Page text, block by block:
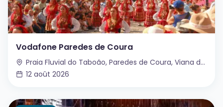
Vodafone Paredes de Coura
Praia Fluvial do Taboão, Paredes de Coura, Viana do Castelo, Portugal
12 août 2026